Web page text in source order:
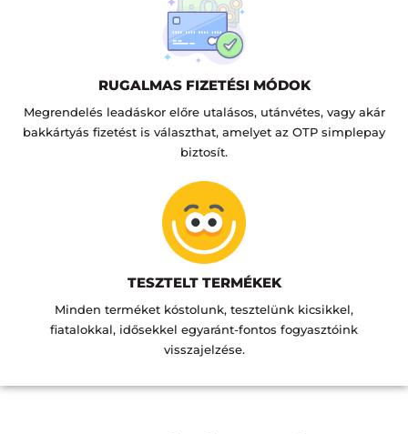
RUGALMAS FIZETÉSI MÓDOK
Megrendelés leadáskor előre utalásos, utánvétes, vagy akár
bakkártyás fizetést is választhat, amelyet az OTP simplepay
biztosít.
TESZTELT TERMÉKEK
Minden terméket kóstolunk, tesztelünk kicsikkel,
fiatalokkal, idősekkel egyaránt-fontos fogyasztóink
visszajelzése.